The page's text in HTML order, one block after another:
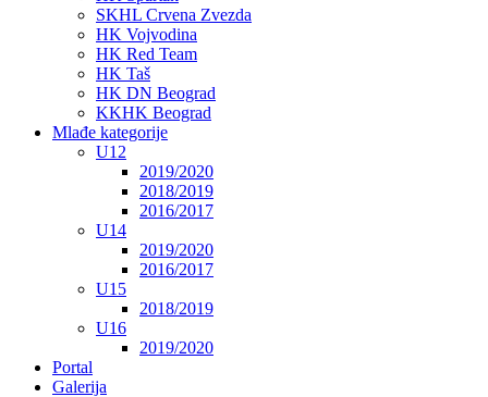
SKHL Crvena Zvezda
HK Vojvodina
HK Red Team
HK Taš
HK DN Beograd
KKHK Beograd
Mlađe kategorije
U12
2019/2020
2018/2019
2016/2017
U14
2019/2020
2016/2017
U15
2018/2019
U16
2019/2020
Portal
Galerija